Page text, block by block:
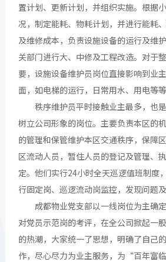
置计划、更新计划，并组织实施。根据
况，制定能耗、物耗计划，并进行能耗
及维修成本，负责设施设备的运行及维
关部门进行大、中修及工程改造。对于
要，设施设备维护员岗位直接影响到业
面，如电梯的运行，日常用水、用电等等
秩序维护员平时接触业主最多，也
树立公司形象的岗位。主要负责本区的
的管理和保管维护本区交通秩序，保障
区流动人员，暂住人员的登记及管理、
定。他们实行24小时全天巡逻值班制度
行固定岗、巡逻流动岗监控，发现问题及
成都物业党支部以一线岗位为主确
对党员示范岗的考评，在全公司掀起一
的热潮，大家统一了思想，明确了自己
作，尽心尽力为业主服务，为“百年富